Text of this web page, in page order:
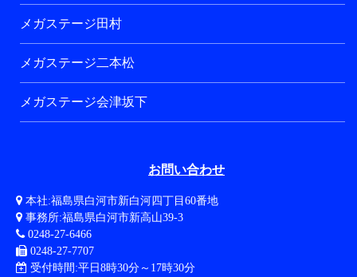
メガステージ田村
メガステージ二本松
メガステージ会津坂下
お問い合わせ
本社:福島県白河市新白河四丁目60番地
事務所:福島県白河市新高山39-3
0248-27-6466
0248-27-7707
受付時間:平日8時30分～17時30分